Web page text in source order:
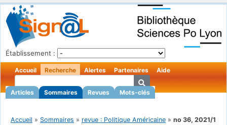
Établissement :
Accueil Recherche
Articles Sommaires Revues Mots-clés
Alertes Partenaires Aide
Accueil » Sommaires » revue : Politique Américaine » no 36, 2021/1